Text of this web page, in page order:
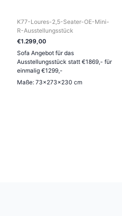
K77-Loures-2,5-Seater-OE-Mini-
R-Ausstellungsstück
€1.299,00
Sofa Angebot für das
Ausstellungsstück statt €1869,- für
einmalig €1299,-
Maße: 73×273×230 cm